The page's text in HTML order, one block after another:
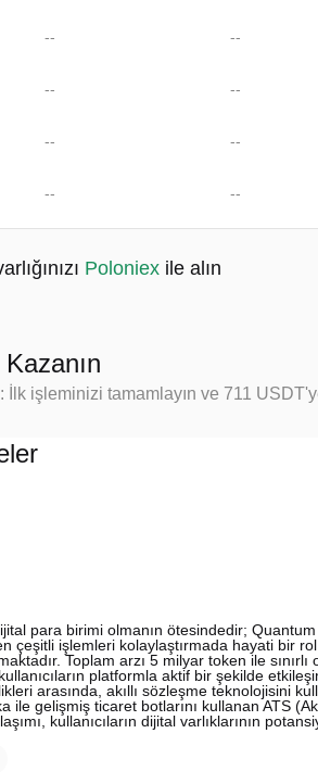
-- --
-- --
-- --
-- --
Poloniex ile alın
İlk işleminizi tamamlayın ve 711
para birimi olmanın ötesindedir;
çeşitli işlemleri kolaylaştırmada hayati bir
Toplam arzı 5 milyar token ile
platformla aktif bir şekilde
arasında, akıllı sözleşme teknolojisini
ile gelişmiş ticaret botlarını kullanan ATS
kullanıcıların dijital varlıklarının